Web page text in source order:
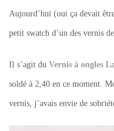
Aujourd’hui (oui ça devait
petit swatch d’un des vernis
Il s’agit du Vernis à ongles
soldé à 2,40 en ce moment.
vernis, j’avais envie de